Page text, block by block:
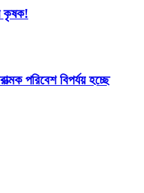
কৃষক!
পরিবেশ বিপর্যয় হচ্ছে